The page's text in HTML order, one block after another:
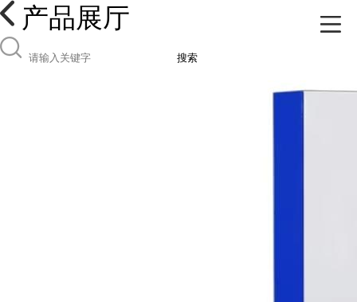
产品展厅
搜索